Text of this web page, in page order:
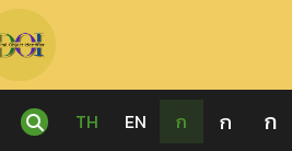
TH EN ก ก ก